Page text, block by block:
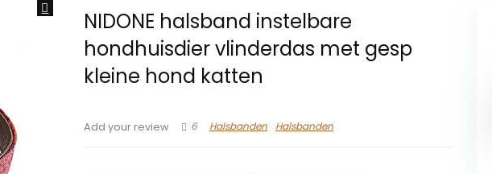
NIDONE halsband instelbare
hondhuisdier vlinderdas met gesp
kleine hond katten
Add your review 6 Halsbanden Halsbanden